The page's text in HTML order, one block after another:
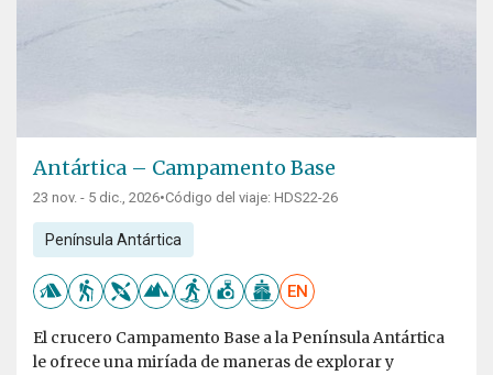
Antártica – Campamento Base
23 nov. - 5 dic., 2026•Código del viaje: HDS22-26
Península Antártica
EN
El crucero Campamento Base a la Península Antártica
le ofrece una miríada de maneras de explorar y